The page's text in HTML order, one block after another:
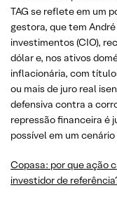
TAG se reflete em um
gestora, que tem
investimentos (CIO),
dólar e, nos ativos
inflacionária, com
ou mais de juro real
defensiva contra a
repressão financeira é
possível em um
Copasa: por que ação
investidor de